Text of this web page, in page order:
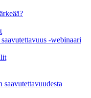
-webinaari
saavutettavuudesta